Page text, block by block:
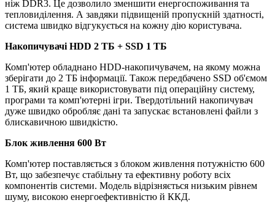
ніж DDR3. Це дозволило зменшити енергоспоживання та
тепловиділення. А завдяки підвищеній пропускній здатності,
система швидко відгукується на кожну дію користувача.
Накопичувачі HDD 2 TБ + SSD 1 ТБ
Комп'ютер обладнано HDD-накопичувачем, на якому можна
зберігати до 2 ТБ інформації. Також передбачено SSD об'ємом
1 ТБ, який краще використовувати під операційну систему,
програми та комп'ютерні ігри. Твердотільний накопичувач
дуже швидко обробляє дані та запускає встановлені файли з
блискавичною швидкістю.
Блок живлення 600 Вт
Комп'ютер поставляється з блоком живлення потужністю 600
Вт, що забезпечує стабільну та ефективну роботу всіх
компонентів системи. Модель відрізняється низьким рівнем
шуму, високою енергоефективністю й ККД.